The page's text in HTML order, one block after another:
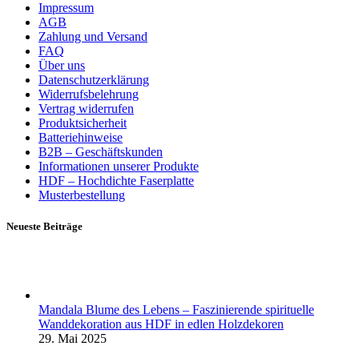
Impressum
AGB
Zahlung und Versand
FAQ
Über uns
Datenschutzerklärung
Widerrufsbelehrung
Vertrag widerrufen
Produktsicherheit
Batteriehinweise
B2B – Geschäftskunden
Informationen unserer Produkte
HDF – Hochdichte Faserplatte
Musterbestellung
Neueste Beiträge
Mandala Blume des Lebens – Faszinierende spirituelle
Wanddekoration aus HDF in edlen Holzdekoren
29. Mai 2025